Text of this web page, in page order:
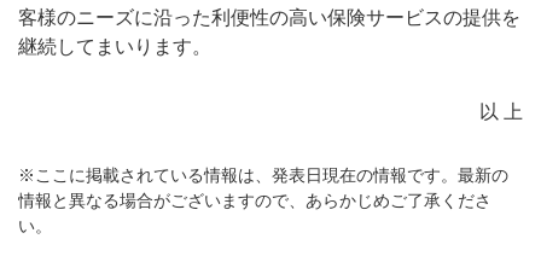
客様のニーズに沿った利便性の高い保険サービスの提供を
継続してまいります。
以 上
※ここに掲載されている情報は、発表日現在の情報です。最新の
情報と異なる場合がございますので、あらかじめご了承くださ
い。